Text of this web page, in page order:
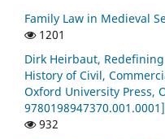
Family Law in Medieval
1201
Dirk Heirbaut,
History of Civil,
Oxford University Press,
9780198947370.001.0001]
932